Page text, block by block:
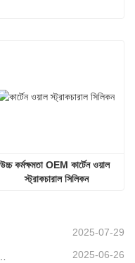
উচ্চ কর্মক্ষমতা OEM কার্টেন ওয়াল
স্ট্রাকচারাল সিলিকন
2025-07-29
করবেন? 2025-06-26